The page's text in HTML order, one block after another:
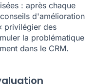
: après chaque
d'amélioration
privilégier des
la problématique
dans le CRM.